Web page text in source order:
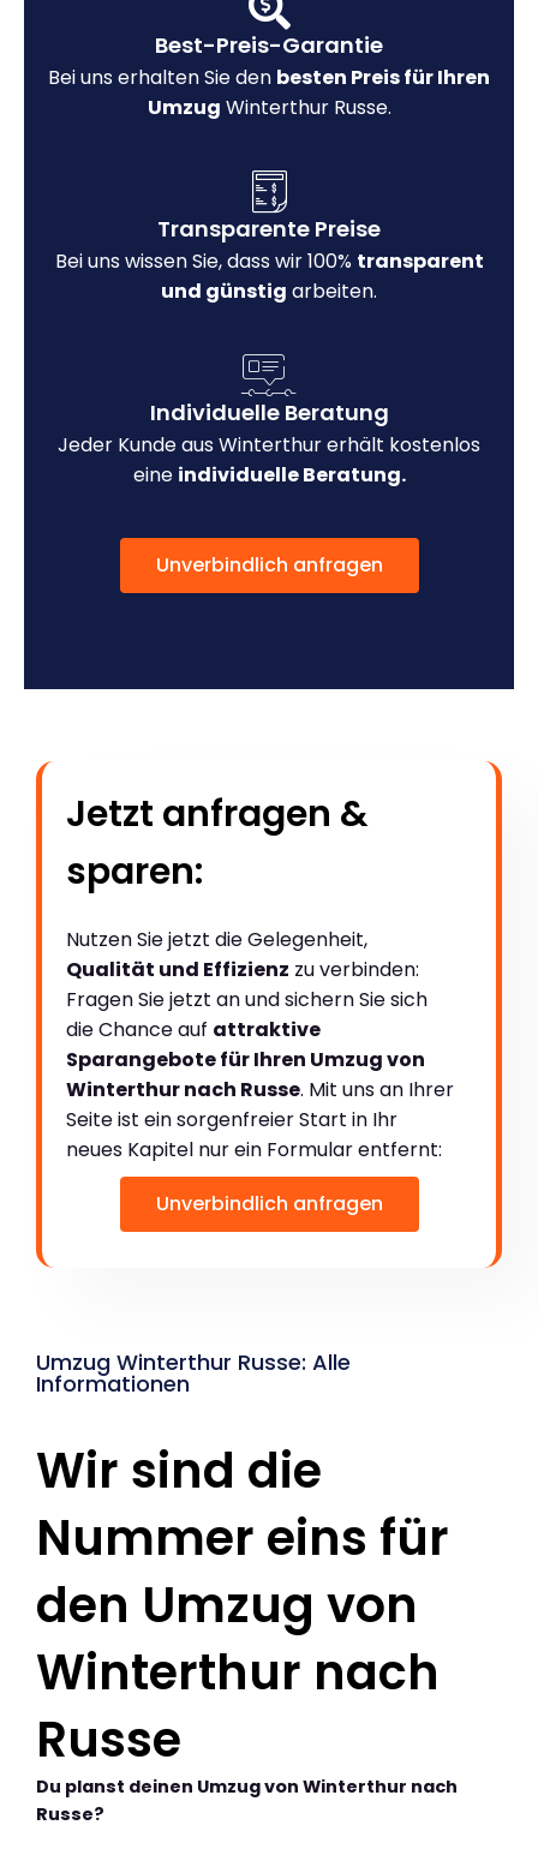
Best-Preis-Garantie
Bei uns erhalten Sie den besten Preis für Ihren
Umzug Winterthur Russe.
Transparente Preise
Bei uns wissen Sie, dass wir 100% transparent
und günstig arbeiten.
Individuelle Beratung
Jeder Kunde aus Winterthur erhält kostenlos
eine individuelle Beratung.
Unverbindlich anfragen
Jetzt anfragen &
sparen:
Nutzen Sie jetzt die Gelegenheit,
Qualität und Effizienz zu verbinden:
Fragen Sie jetzt an und sichern Sie sich
die Chance auf attraktive
Sparangebote für Ihren Umzug von
Winterthur nach Russe. Mit uns an Ihrer
Seite ist ein sorgenfreier Start in Ihr
neues Kapitel nur ein Formular entfernt:
Unverbindlich anfragen
Umzug Winterthur Russe: Alle
Informationen
Wir sind die
Nummer eins für
den Umzug von
Winterthur nach
Russe
Du planst deinen Umzug von Winterthur nach
Russe?